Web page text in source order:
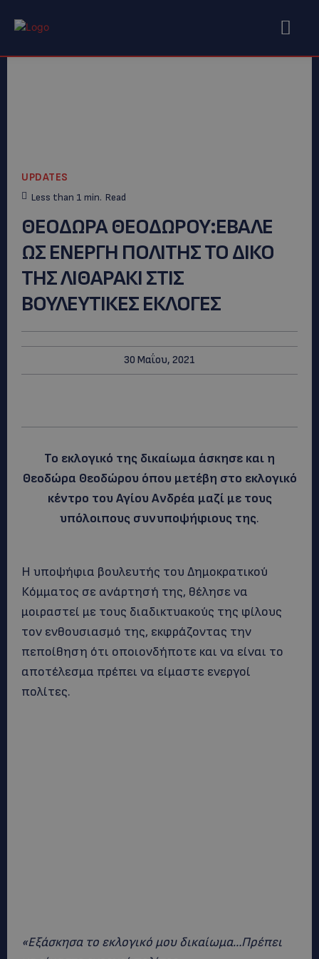
UPDATES
Less than 1 min. Read
ΘΕΟΔΩΡΑ ΘΕΟΔΩΡΟΥ:ΕΒΑΛΕ
ΩΣ ΕΝΕΡΓΗ ΠΟΛΙΤΗΣ ΤΟ ΔΙΚΟ
ΤΗΣ ΛΙΘΑΡΑΚΙ ΣΤΙΣ
ΒΟΥΛΕΥΤΙΚΕΣ ΕΚΛΟΓΕΣ
30 Μαΐου, 2021
Το εκλογικό της δικαίωμα άσκησε και η
Θεοδώρα Θεοδώρου όπου μετέβη στο εκλογικό
κέντρο του Αγίου Ανδρέα μαζί με τους
υπόλοιπους συνυποψήφιους της.
Η υποψήφια βουλευτής του Δημοκρατικού
Κόμματος σε ανάρτησή της, θέλησε να
μοιραστεί με τους διαδικτυακούς της φίλους
τον ενθουσιασμό της, εκφράζοντας την
πεποίθηση ότι οποιονδήποτε και να είναι το
αποτέλεσμα πρέπει να είμαστε ενεργοί
πολίτες.
«Eξάσκησα το εκλογικό μου δικαίωμα…Πρέπει